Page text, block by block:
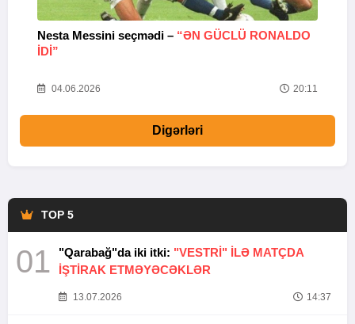
Nesta Messini seçmədi – “ƏN GÜCLÜ RONALDO
IDI”
04.06.2026 20:11
Digərləri
TOP 5
01 "Qarabağ"da iki itki: "VESTRİ" İLƏ MATÇDA
İŞTİRAK ETMƏYƏCƏKLƏR
13.07.2026 14:37